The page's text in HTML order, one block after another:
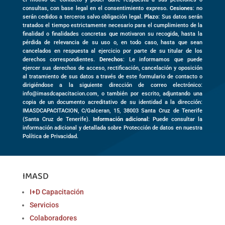
consultas, con base legal en el consentimiento expreso. Cesiones: no
serán cedidos a terceros salvo obligación legal.Plazo: Sus datos serán
tratados el tiempo estrictamente necesario para el cumplimiento de la
finalidad o finalidades concretas que motivaron su recogida, hasta la
pérdida de relevancia de su uso o, en todo caso, hasta que sean
cancelados en respuesta al ejercicio por parte de su titular de los
derechos correspondientes. Derechos: Le informamos que puede
ejercer sus derechos de acceso, rectificación, cancelación y oposición
al tratamiento de sus datos a través de este formulario de contacto o
dirigiéndose a la siguiente dirección de correo electrónico:
info@imasdcapacitacion.com, o también por escrito, adjuntando una
copia de un documento acreditativo de su identidad a la dirección:
IMASDCAPACITACION,C/Galceran, 15, 38003Santa Cruz de Tenerife
(Santa Cruz de Tenerife).Información adicional: Puede consultar la
información adicional y detallada sobre Protección de datos en nuestra
Política de Privacidad.
IMASD
I+D Capacitación
Servicios
Colaboradores